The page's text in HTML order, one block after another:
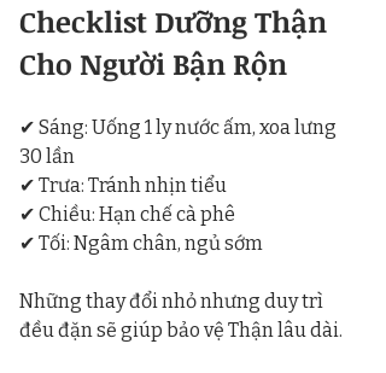
Checklist Dưỡng Thận
Cho Người Bận Rộn
✔ Sáng: Uống 1 ly nước ấm, xoa lưng
30 lần
✔ Trưa: Tránh nhịn tiểu
✔ Chiều: Hạn chế cà phê
✔ Tối: Ngâm chân, ngủ sớm
Những thay đổi nhỏ nhưng duy trì
đều đặn sẽ giúp bảo vệ Thận lâu dài.